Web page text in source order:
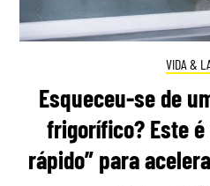
VIDA &
Esqueceu-se de
frigorífico? Este é
rápido” para